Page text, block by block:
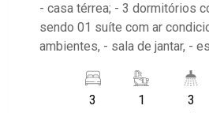
- casa térrea; - 3 dormitórios
sendo 01 suíte com ar
ambientes, - sala de jantar, -
garagem para 4 automóveis. -
3 1 3